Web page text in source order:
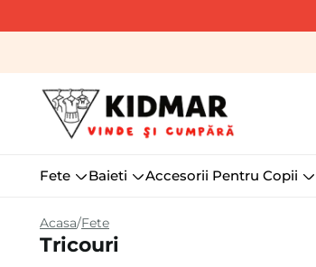
Fete Baieti Accesorii Pentru Copii
Acasa Fete
Tricouri